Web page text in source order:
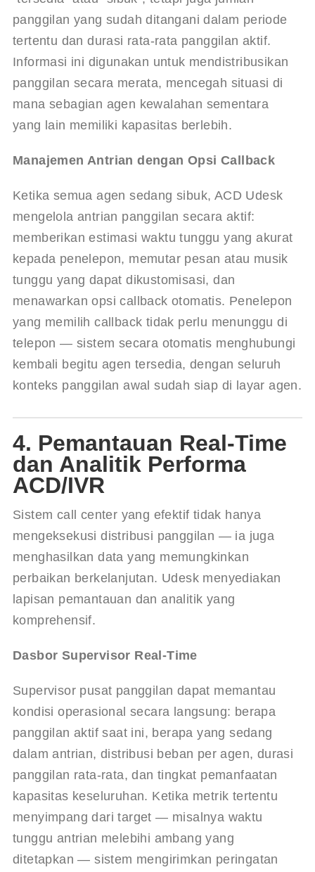
panggilan yang sudah ditangani dalam periode
tertentu dan durasi rata-rata panggilan aktif.
Informasi ini digunakan untuk mendistribusikan
panggilan secara merata, mencegah situasi di
mana sebagian agen kewalahan sementara
yang lain memiliki kapasitas berlebih.
Manajemen Antrian dengan Opsi Callback
Ketika semua agen sedang sibuk, ACD Udesk
mengelola antrian panggilan secara aktif:
memberikan estimasi waktu tunggu yang akurat
kepada penelepon, memutar pesan atau musik
tunggu yang dapat dikustomisasi, dan
menawarkan opsi callback otomatis. Penelepon
yang memilih callback tidak perlu menunggu di
telepon — sistem secara otomatis menghubungi
kembali begitu agen tersedia, dengan seluruh
konteks panggilan awal sudah siap di layar agen.
4. Pemantauan Real-Time
dan Analitik Performa
ACD/IVR
Sistem call center yang efektif tidak hanya
mengeksekusi distribusi panggilan — ia juga
menghasilkan data yang memungkinkan
perbaikan berkelanjutan. Udesk menyediakan
lapisan pemantauan dan analitik yang
komprehensif.
Dasbor Supervisor Real-Time
Supervisor pusat panggilan dapat memantau
kondisi operasional secara langsung: berapa
panggilan aktif saat ini, berapa yang sedang
dalam antrian, distribusi beban per agen, durasi
panggilan rata-rata, dan tingkat pemanfaatan
kapasitas keseluruhan. Ketika metrik tertentu
menyimpang dari target — misalnya waktu
tunggu antrian melebihi ambang yang
ditetapkan — sistem mengirimkan peringatan